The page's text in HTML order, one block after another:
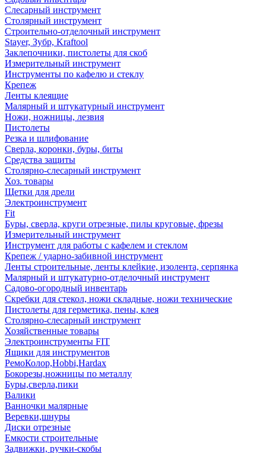
Слесарный инструмент
Столярный инструмент
Строительно-отделочный инструмент
Stayer, Зубр, Kraftool
Заклепочники, пистолеты для скоб
Измерительный инструмент
Инструменты по кафелю и стеклу
Крепеж
Ленты клеящие
Малярный и штукатурный инструмент
Ножи, ножницы, лезвия
Пистолеты
Резка и шлифование
Сверла, коронки, буры, биты
Средства защиты
Столярно-слесарный инструмент
Хоз. товары
Щетки для дрели
Электроинструмент
Fit
Буры, сверла, круги отрезные, пилы круговые, фрезы
Измерительный инструмент
Инструмент для работы с кафелем и стеклом
Крепеж / ударно-забивной инструмент
Ленты строительные, ленты клейкие, изолента, серпянка
Малярный и штукатурно-отделочный инструмент
Садово-огородный инвентарь
Скребки для стекол, ножи складные, ножи технические
Пистолеты для герметика, пены, клея
Столярно-слесарный инструмент
Хозяйственные товары
Электроинструменты FIT
Ящики для инструментов
РемоКолор,Hobbi,Hardax
Бокорезы,ножницы по металлу
Буры,сверла,пики
Валики
Ванночки малярные
Веревки,шнуры
Диски отрезные
Емкости строительные
Задвижки, ручки-скобы